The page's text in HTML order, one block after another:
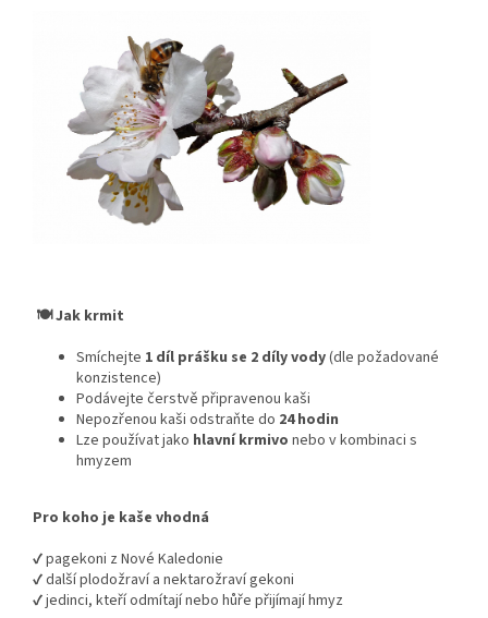
🍽️ Jak krmit
Smíchejte 1 díl prášku se 2 díly vody(dle požadované
konzistence)
Podávejte čerstvě připravenou kaši
Nepozřenou kaši odstraňte do 24 hodin
Lze používat jako hlavní krmivo nebo v kombinaci s
hmyzem
Pro koho je kaše vhodná
✔️ pagekoni z Nové Kaledonie
✔️ další plodožraví a nektarožraví gekoni
✔️ jedinci, kteří odmítají nebo hůře přijímají hmyz